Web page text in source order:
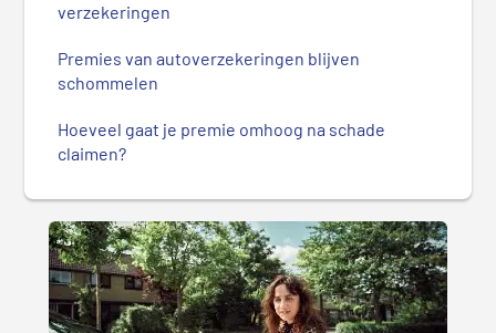
verzekeringen
Premies van autoverzekeringen blijven
schommelen
Hoeveel gaat je premie omhoog na schade
claimen?